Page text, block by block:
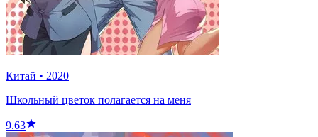
Китай • 2020
Школьный цветок полагается на меня
9.63